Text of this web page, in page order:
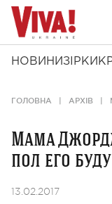
НОВИНИ ЗІРКИ
ГОЛОВНА АРХІВ
Мама
пол его
13.02.2017